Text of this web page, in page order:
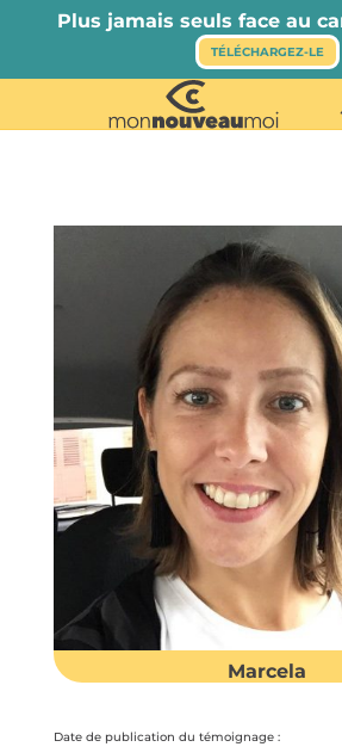
Plus jamais seuls face au
TÉLÉCHARGEZ-LE
Marcela
Date de publication du témoignage :